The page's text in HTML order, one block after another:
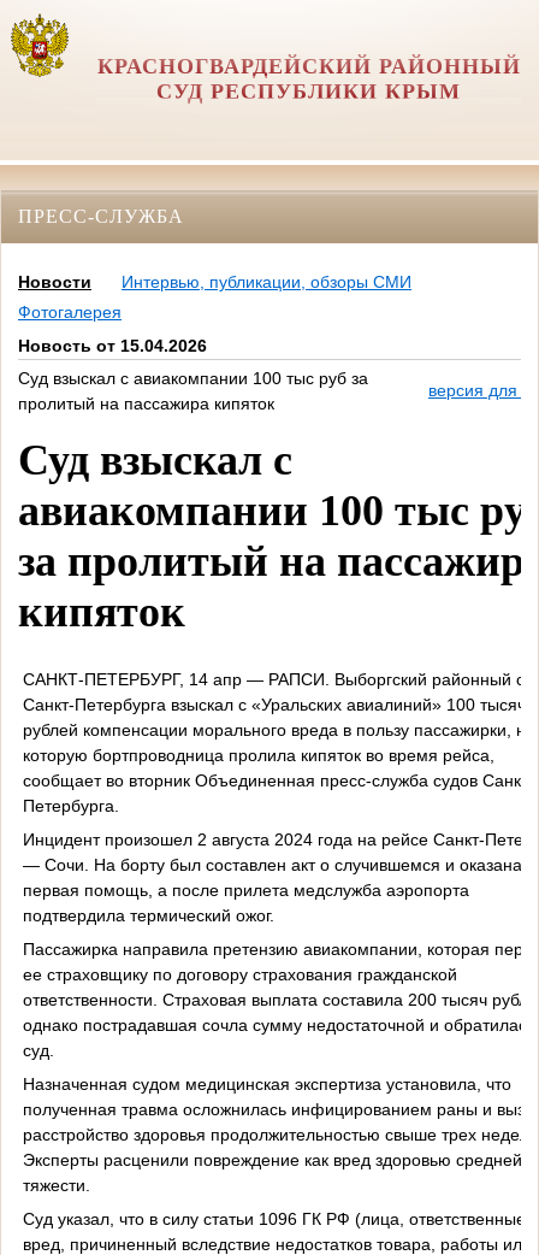
КРАСНОГВАРДЕЙСКИЙ РАЙОННЫЙ
СУД РЕСПУБЛИКИ КРЫМ
ПРЕСС-СЛУЖБА
Новости
Интервью, публикации, обзоры СМИ
Фотогалерея
Новость от 15.04.2026
Суд взыскал с авиакомпании 100 тыс руб за
пролитый на пассажира кипяток
версия для
Суд взыскал с
авиакомпании 100 тыс
за пролитый на
кипяток
САНКТ-ПЕТЕРБУРГ, 14 апр — РАПСИ. Выборгский районный
Санкт-Петербурга взыскал с «Уральских авиалиний» 100 тысяч
рублей компенсации морального вреда в пользу пассажирки, на
которую бортпроводница пролила кипяток во время рейса,
сообщает во вторник Объединенная пресс-служба судов Санкт-
Петербурга.
Инцидент произошел 2 августа 2024 года на рейсе Санкт-
— Сочи. На борту был составлен акт о случившемся и оказана
первая помощь, а после прилета медслужба аэропорта
подтвердила термический ожог.
Пассажирка направила претензию авиакомпании, которая
ее страховщику по договору страхования гражданской
ответственности. Страховая выплата составила 200 тысяч
однако пострадавшая сочла сумму недостаточной и обратилась
суд.
Назначенная судом медицинская экспертиза установила, что
полученная травма осложнилась инфицированием раны и
расстройство здоровья продолжительностью свыше трех
Эксперты расценили повреждение как вред здоровью средней
тяжести.
Суд указал, что в силу статьи 1096 ГК РФ (лица, ответственные
вред, причиненный вследствие недостатков товара, работы или